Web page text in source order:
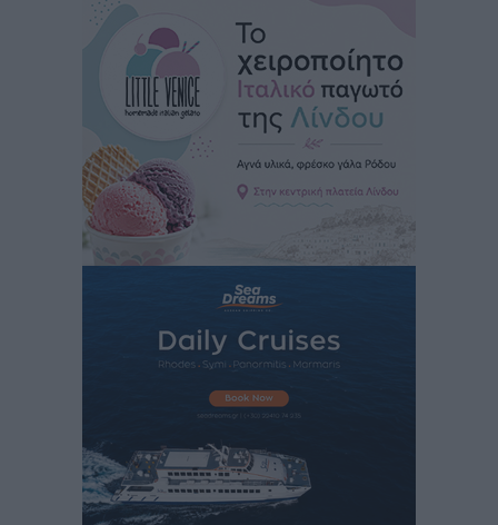
Εθνική Ανδρών: Ραντεβού στο Telekom Center Athens
πριν 2 ώρες
ΕΠΟ: Απέσυρε τη στήριξή της στην υποψηφιότητα
του Ινφαντίνο
Αθλητικά• πριν 2 ώρες
Φοίβος Κω: Το «ευχαριστώ» για το 9ο Kos 3X3
Basketball Festival
6ο Kalymnos 3X3: Ολοκληρώθηκε με μεγάλη επιτυχία,
νικητές οι VAR!
Νέα αεροσκάφη, drones, δασοκομάντος: Τι έχει
αλλάξει στην Πολιτική Προστασί
Ειδήσεις• πριν 3 ώρες